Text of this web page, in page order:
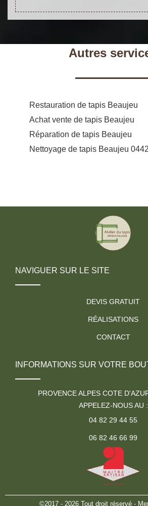
Autres
Restauration de tapis Beaujeu
Achat vente de tapis Beaujeu
Réparation de tapis Beaujeu
Nettoyage de tapis Beaujeu
NAVIGUER SUR LE SITE
DEVIS GRATUIT
RÉALISATIONS
CONTACT
INFORMATIONS SUR VOTRE
PROVENCE ALPES COTE
APPELEZ-NOUS AU :
04 82 29 44 55
06 82 46 66 99
©2017 - 2026 Tout droit réservé -